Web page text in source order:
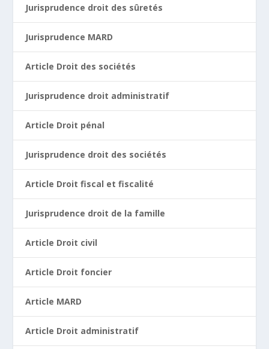
Jurisprudence droit des sûretés
Jurisprudence MARD
Article Droit des sociétés
Jurisprudence droit administratif
Article Droit pénal
Jurisprudence droit des sociétés
Article Droit fiscal et fiscalité
Jurisprudence droit de la famille
Article Droit civil
Article Droit foncier
Article MARD
Article Droit administratif